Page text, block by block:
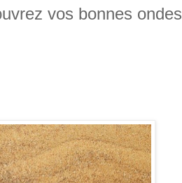
vos bonnes ondes